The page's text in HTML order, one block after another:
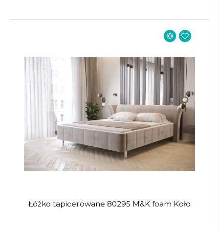
Łóżko tapicerowane 80295 M&K foam Koło